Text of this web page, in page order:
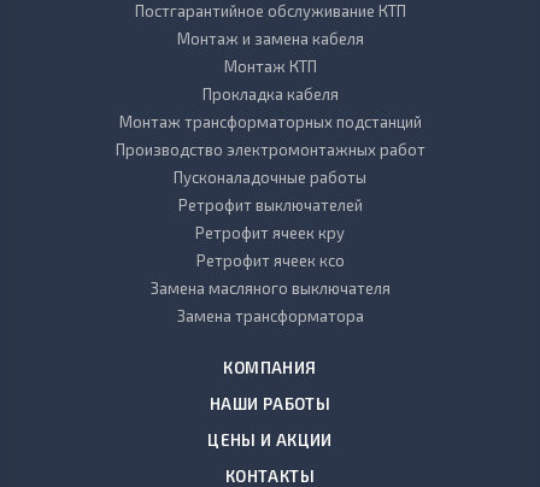
Постгарантийное обслуживание КТП
Монтаж и замена кабеля
Монтаж КТП
Прокладка кабеля
Монтаж трансформаторных подстанций
Производство электромонтажных работ
Пусконаладочные работы
Ретрофит выключателей
Ретрофит ячеек кру
Ретрофит ячеек ксо
Замена масляного выключателя
Замена трансформатора
КОМПАНИЯ
НАШИ РАБОТЫ
ЦЕНЫ И АКЦИИ
КОНТАКТЫ